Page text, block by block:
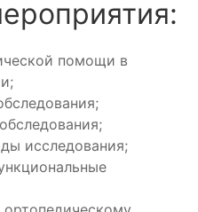
помощи в
исследования;